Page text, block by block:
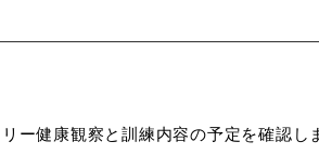
ー健康観察と訓練内容の予定を確認し